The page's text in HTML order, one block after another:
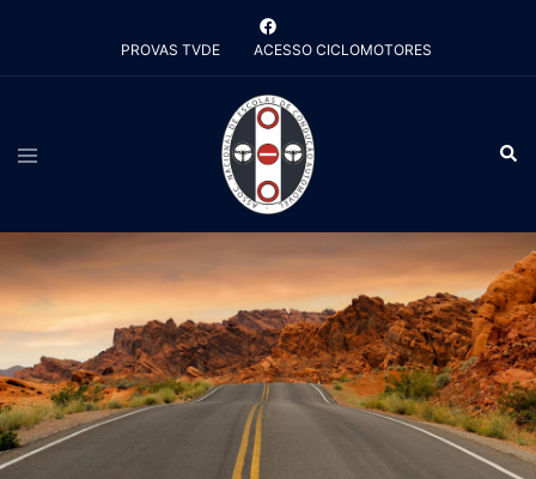
o
PROVAS TVDE ACESSO CICLOMOTORES
Alternar
menu